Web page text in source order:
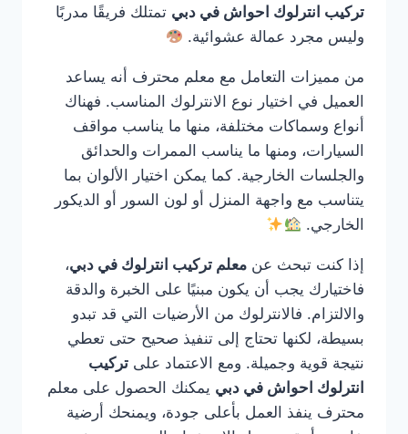
تركيب انترلوك احواش في دبي تمتلك فريقًا مدربًا
وليس مجرد عمالة عشوائية.
من مميزات التعامل مع معلم محترف أنه يساعد
العميل في اختيار نوع الانترلوك المناسب. فهناك
أنواع وسماكات مختلفة، منها ما يناسب مواقف
السيارات، ومنها ما يناسب الممرات والحدائق
والجلسات الخارجية. كما يمكن اختيار الألوان بما
يتناسب مع واجهة المنزل أو لون السور أو الديكور
الخارجي.
إذا كنت تبحث عن معلم تركيب انترلوك في دبي،
فاختيارك يجب أن يكون مبنيًا على الخبرة والدقة
والالتزام. فالانترلوك من الأرضيات التي قد تبدو
بسيطة، لكنها تحتاج إلى تنفيذ صحيح حتى تعطي
نتيجة قوية وجميلة. ومع الاعتماد على تركيب
انترلوك احواش في دبي يمكنك الحصول على معلم
محترف ينفذ العمل بأعلى جودة، ويمنحك أرضية